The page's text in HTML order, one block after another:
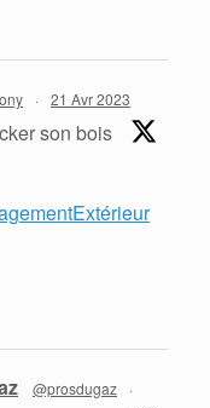
· 21 Avr 2023
son bois
@prosdugaz
·